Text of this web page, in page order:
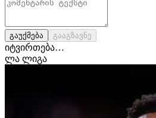
გაუქმება გააგზავნე
იტვირთება…
ლა ლიგა